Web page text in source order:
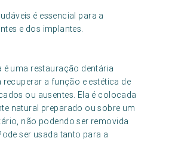
é essencial para a
e dos implantes.
é uma restauração dentária
recuperar a função e estética de
ou ausentes. Ela é colocada
natural preparado ou sobre um
não podendo ser removida
ser usada tanto para a